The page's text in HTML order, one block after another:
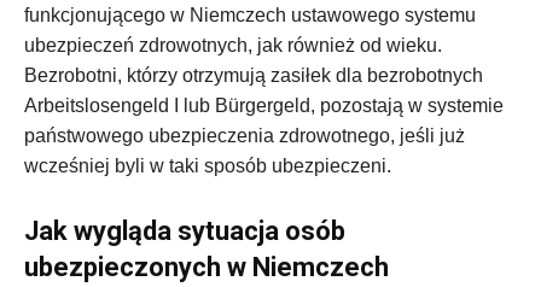
funkcjonującego w Niemczech ustawowego systemu
ubezpieczeń zdrowotnych, jak również od wieku.
Bezrobotni, którzy otrzymują zasiłek dla bezrobotnych
Arbeitslosengeld I lub Bürgergeld, pozostają w systemie
państwowego ubezpieczenia zdrowotnego, jeśli już
wcześniej byli w taki sposób ubezpieczeni.
Jak wygląda sytuacja osób
ubezpieczonych w Niemczech